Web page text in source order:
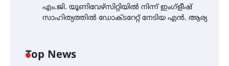
എം.ജി. യൂണിവേഴ്‌സിറ്റിയിൽ നിന്ന് ഇംഗ്ളീഷ്
സാഹിത്യത്തിൽ ഡോക്ടറേറ്റ് നേടിയ എൻ. ആര്യ
Top News